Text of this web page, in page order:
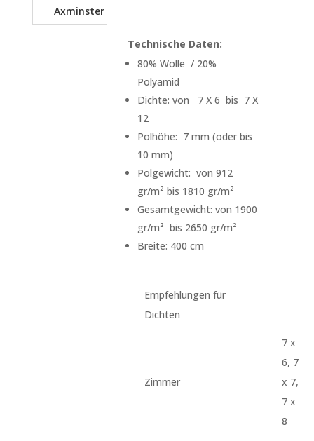
Axminster
Technische Daten:
80% Wolle / 20%
Polyamid
Dichte: von 7 X 6 bis 7 X
12
Polhöhe: 7 mm (oder bis
10 mm)
Polgewicht: von 912
gr/m² bis 1810 gr/m²
Gesamtgewicht: von 1900
gr/m² bis 2650 gr/m²
Breite: 400 cm
Empfehlungen für
Dichten
Zimmer
7 x
6, 7
x 7,
7 x
8